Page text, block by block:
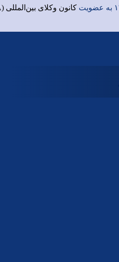
کانون وکلای بین‌المللی (IBA)